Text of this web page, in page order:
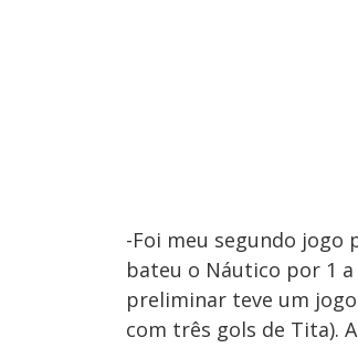
-Foi meu segundo jogo
bateu o Náutico por 1 a
preliminar teve um
com três gols de Tita).